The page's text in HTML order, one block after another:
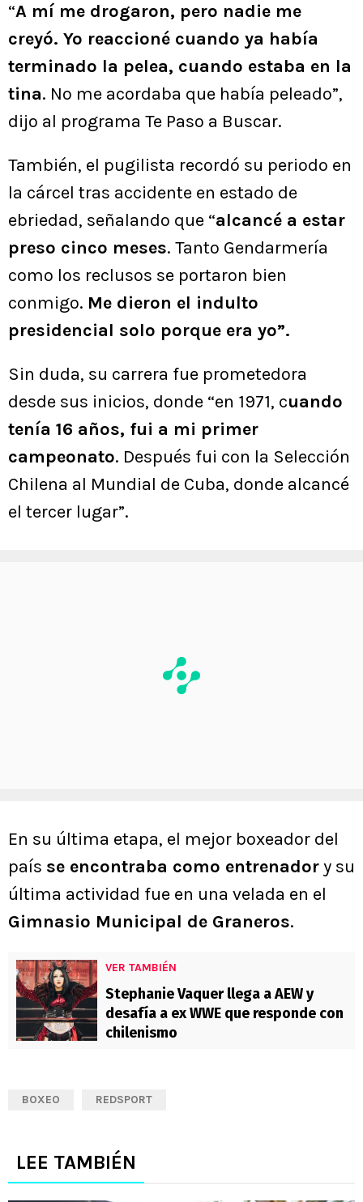
“A mí me drogaron, pero nadie me
creyó. Yo reaccioné cuando ya había
terminado la pelea, cuando estaba en la
tina. No me acordaba que había peleado”,
dijo al programa Te Paso a Buscar.
También, el pugilista recordó su periodo en
la cárcel tras accidente en estado de
ebriedad, señalando que “alcancé a estar
preso cinco meses. Tanto Gendarmería
como los reclusos se portaron bien
conmigo. Me dieron el indulto
presidencial solo porque era yo”.
Sin duda, su carrera fue prometedora
desde sus inicios, donde “en 1971, cuando
tenía 16 años, fui a mi primer
campeonato. Después fui con la Selección
Chilena al Mundial de Cuba, donde alcancé
el tercer lugar”.
En su última etapa, el mejor boxeador del
país se encontraba como entrenadory su
última actividad fue en una velada en el
Gimnasio Municipal de Graneros.
VER TAMBIÉN
Stephanie Vaquer llega a AEW y
desafía a ex WWE que responde con
chilenismo
BOXEO REDSPORT
LEE TAMBIÉN